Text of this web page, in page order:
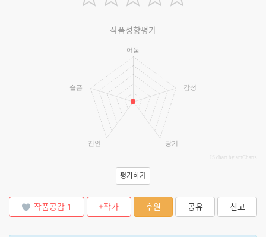
작품성향평가
어둠
감성
광기
잔인
슬픔
JS chart by amCharts
평가하기
작품공감 1 +작가 후원 공유 신고